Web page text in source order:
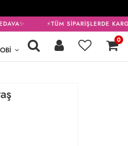
⚡TÜM SİPARİŞLERDE
0